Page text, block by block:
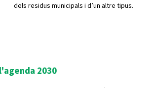
dels residus municipals i d’un altre tipus.
2030